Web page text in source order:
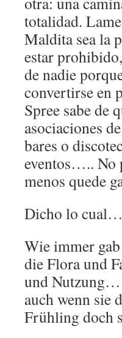
totalidad.
Maldita sea la
estar
de nadie
convertirse en
Spree sabe de
asociaciones
bares o
eventos….. No
menos quede
Dicho lo
Wie immer
die Flora und
und Nutzung…
auch wenn sie
Frühling doch